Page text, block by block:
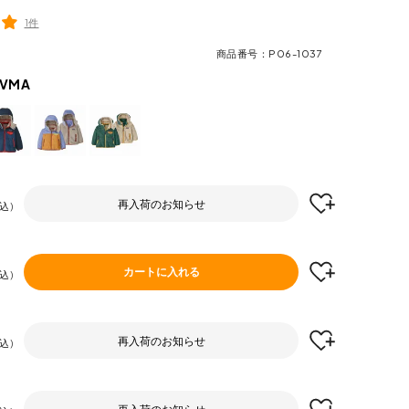
1件
商品番号 P06-1037
再入荷のお知らせ
カートに入れる
再入荷のお知らせ